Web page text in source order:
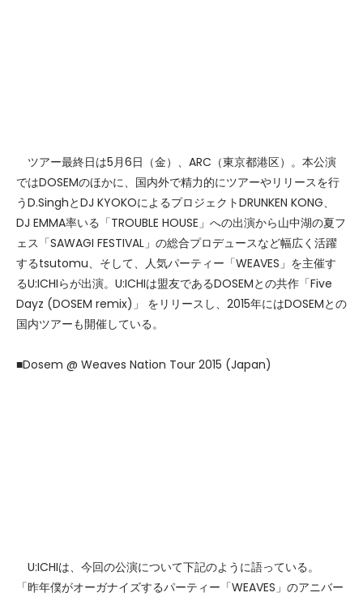
ツアー最終日は5月6日（金）、ARC（東京都港区）。本公演
ではDOSEMのほかに、国内外で精力的にツアーやリリースを行
うD.SinghとDJ KYOKOによるプロジェクトDRUNKEN KONG、
DJ EMMA率いる「TROUBLE HOUSE」への出演から山中湖の夏フ
ェス「SAWAGI FESTIVAL」の総合プロデュースなど幅広く活躍
するtsutomu、そして、人気パーティー「WEAVES」を主催す
るU:ICHIらが出演。U:ICHIは盟友であるDOSEMとの共作「Five
Dayz (DOSEM remix)」 をリリースし、2015年にはDOSEMとの
国内ツアーも開催している。
■Dosem @ Weaves Nation Tour 2015 (Japan)
U:ICHIは、今回の公演について下記のように語っている。
「昨年僕がオーガナイズするパーティー「WEAVES」のアニバー